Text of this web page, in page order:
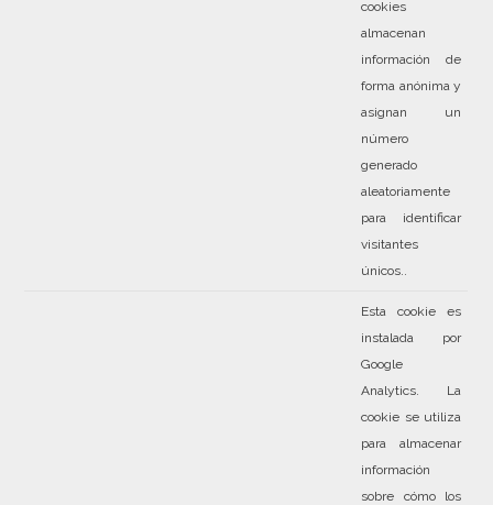
cookies
almacenan
información de
forma anónima y
asignan un
número
generado
aleatoriamente
para identificar
visitantes
únicos..
Esta cookie es
instalada por
Google
Analytics. La
cookie se utiliza
para almacenar
información
sobre cómo los